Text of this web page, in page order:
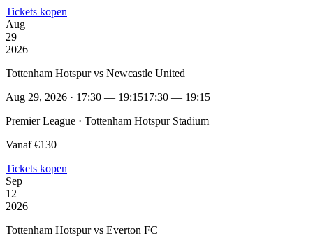
Tickets kopen
Aug
29
2026
Tottenham Hotspur vs Newcastle United
Aug 29, 2026 · 17:30 — 19:1517:30 — 19:15
Premier League · Tottenham Hotspur Stadium
Vanaf €130
Tickets kopen
Sep
12
2026
Tottenham Hotspur vs Everton FC